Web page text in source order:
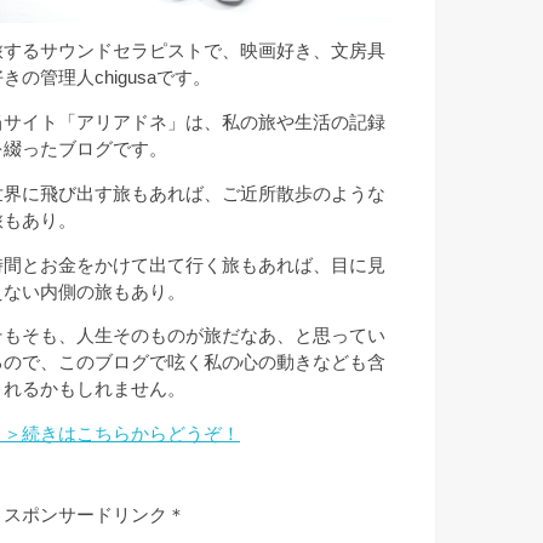
するサウンドセラピストで、映画好き、文房具
の管理人chigusaです。
サイト「アリアドネ」は、私の旅や生活の記録
ったブログです。
界に飛び出す旅もあれば、ご近所散歩のような
あり。
間とお金をかけて出て行く旅もあれば、目に見
い内側の旅もあり。
もそも、人生そのものが旅だなあ、と思ってい
ので、このブログで呟く私の心の動きなども含
るかもしれません。
＞続きはこちらからどうぞ！
スポンサードリンク＊